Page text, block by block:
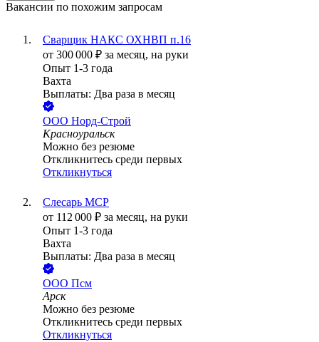
Вакансии по похожим запросам
Сварщик НАКС ОХНВП п.16
от 300 000 ₽ за месяц, на руки
Опыт 1-3 года
Вахта
Выплаты: Два раза в месяц
ООО Норд-Строй
Красноуральск
Можно без резюме
Откликнитесь среди первых
Откликнуться
Слесарь МСР
от 112 000 ₽ за месяц, на руки
Опыт 1-3 года
Вахта
Выплаты: Два раза в месяц
ООО Псм
Арск
Можно без резюме
Откликнитесь среди первых
Откликнуться